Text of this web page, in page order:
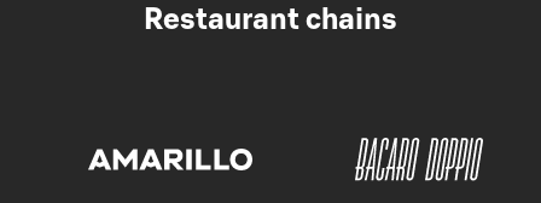
Restaurant chains